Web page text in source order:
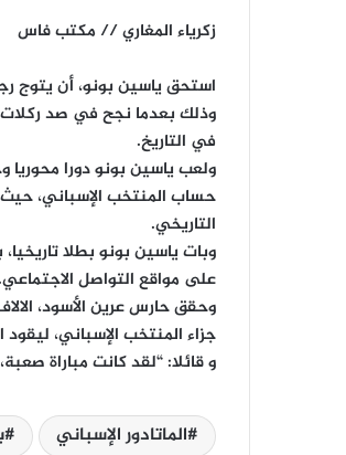
زكرياء المغاري // مكتب فاس
استحق ياسين بونو، أن يتوج
وذلك بعدما نجح في صد ركلات
في التاريخ.
حساب المنتخب الإسباني،
التاريخي.
وبات ياسين بونو بطلا
على مواقع التواصل الاجتماعي.
وحقق حارس عرين الأسود،
جزاء المنتخب الإسباني،
و قائلا: “لقد كانت مباراة
الماتادور الإسباني